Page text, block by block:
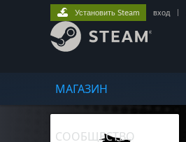
МАГАЗИН
СООБЩЕСТВО
Установить Steam вход